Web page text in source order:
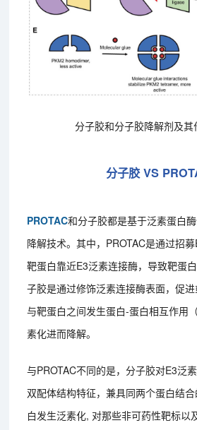
分子胶和分子胶降解剂及其
分子胶 VS
PROTAC和分子胶都是基于泛素蛋白
降解技术。其中，PROTAC是通过招
靶蛋白靠近E3泛素连接酶，导致靶蛋
子胶是通过修饰泛素连接酶表面，促
与靶蛋白之间发生蛋白-蛋白相互作用
素化进而降解。
与PROTAC不同的是，分子胶对E3泛
双配体结构特征，兼具同两个蛋白结
白发生泛素化, 对那些非可药性靶标以